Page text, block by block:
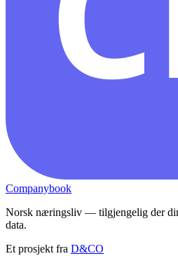
Companybook
Norsk næringsliv — tilgjengelig der
data.
Et prosjekt fra D&CO